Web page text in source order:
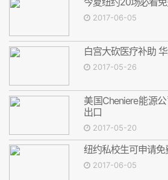
2017-06-05
白宫大砍医疗补助
2017-05-26
美国Cheniere能源
出口
2017-05-20
纽约私校生可申请免
2017-06-05